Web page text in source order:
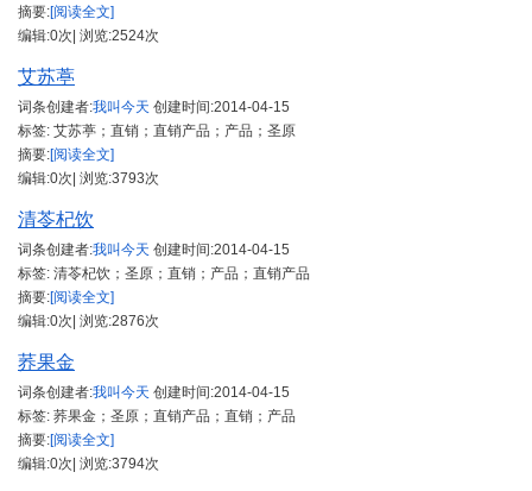
摘要:[阅读全文]
编辑:0次| 浏览:2524次
艾苏葶
词条创建者:我叫今天 创建时间:2014-04-15
标签: 艾苏葶；直销；直销产品；产品；圣原
摘要:[阅读全文]
编辑:0次| 浏览:3793次
清苓杞饮
词条创建者:我叫今天 创建时间:2014-04-15
标签: 清苓杞饮；圣原；直销；产品；直销产品
摘要:[阅读全文]
编辑:0次| 浏览:2876次
荞果金
词条创建者:我叫今天 创建时间:2014-04-15
标签: 荞果金；圣原；直销产品；直销；产品
摘要:[阅读全文]
编辑:0次| 浏览:3794次